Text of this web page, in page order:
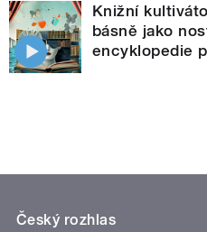
Knižní
básně jako
encyklopedie
Český rozhlas